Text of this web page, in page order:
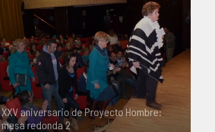
XXV aniversario de Proyecto Hombre:
mesa redonda 2